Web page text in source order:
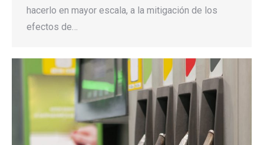
hacerlo en mayor escala, a la mitigación de los
efectos de…